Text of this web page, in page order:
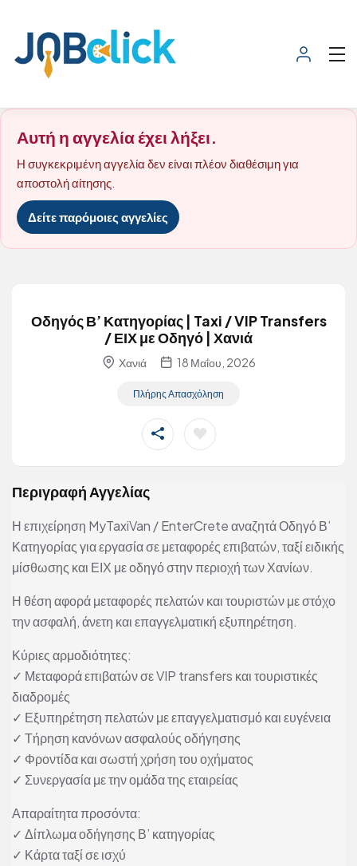
Αυτή η αγγελία έχει λήξει.
Η συγκεκριμένη αγγελία δεν είναι πλέον διαθέσιμη για
αποστολή αίτησης.
Δείτε παρόμοιες αγγελίες
Οδηγός Β’ Κατηγορίας | Taxi / VIP Transfers
/ ΕΙΧ με Οδηγό | Χανιά
Χανιά 18 Μαΐου, 2026
Πλήρης Απασχόληση
Περιγραφή Αγγελίας
Η επιχείρηση MyTaxiVan / EnterCrete αναζητά Οδηγό Β’
Κατηγορίας για εργασία σε μεταφορές επιβατών, ταξί ειδικής
μίσθωσης και ΕΙΧ με οδηγό στην περιοχή των Χανίων.
Η θέση αφορά μεταφορές πελατών και τουριστών με στόχο
την ασφαλή, άνετη και επαγγελματική εξυπηρέτηση.
Κύριες αρμοδιότητες:
✓ Μεταφορά επιβατών σε VIP transfers και τουριστικές
διαδρομές
✓ Εξυπηρέτηση πελατών με επαγγελματισμό και ευγένεια
✓ Τήρηση κανόνων ασφαλούς οδήγησης
✓ Φροντίδα και σωστή χρήση του οχήματος
✓ Συνεργασία με την ομάδα της εταιρείας
Απαραίτητα προσόντα:
✓ Δίπλωμα οδήγησης Β’ κατηγορίας
✓ Κάρτα ταξί σε ισχύ